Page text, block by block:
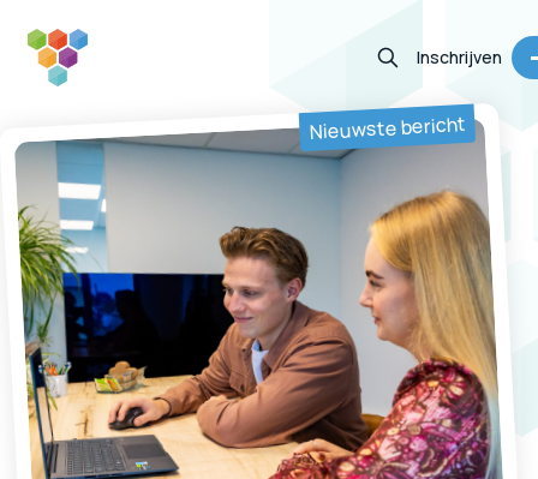
Inschrijven
Vacatures
Diensten
Informatie
Contact
(050) 313 63 65 Jouw portaal
Zoeken
Nieuwste bericht